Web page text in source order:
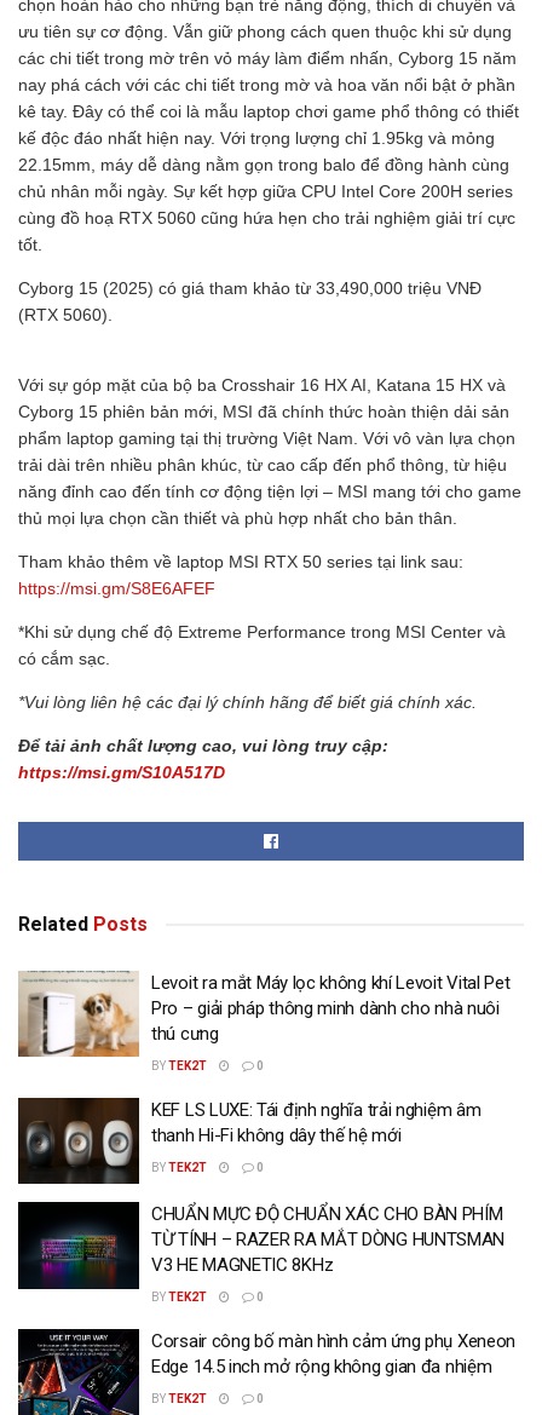
chọn hoàn hảo cho những bạn trẻ năng động, thích di chuyển và
ưu tiên sự cơ động. Vẫn giữ phong cách quen thuộc khi sử dụng
các chi tiết trong mờ trên vỏ máy làm điểm nhấn, Cyborg 15 năm
nay phá cách với các chi tiết trong mờ và hoa văn nổi bật ở phần
kê tay. Đây có thể coi là mẫu laptop chơi game phổ thông có thiết
kế độc đáo nhất hiện nay. Với trọng lượng chỉ 1.95kg và mỏng
22.15mm, máy dễ dàng nằm gọn trong balo để đồng hành cùng
chủ nhân mỗi ngày. Sự kết hợp giữa CPU Intel Core 200H series
cùng đồ hoạ RTX 5060 cũng hứa hẹn cho trải nghiệm giải trí cực
tốt.
Cyborg 15 (2025) có giá tham khảo từ 33,490,000 triệu VNĐ
(RTX 5060).
Với sự góp mặt của bộ ba Crosshair 16 HX AI, Katana 15 HX và
Cyborg 15 phiên bản mới, MSI đã chính thức hoàn thiện dải sản
phẩm laptop gaming tại thị trường Việt Nam. Với vô vàn lựa chọn
trải dài trên nhiều phân khúc, từ cao cấp đến phổ thông, từ hiệu
năng đỉnh cao đến tính cơ động tiện lợi – MSI mang tới cho game
thủ mọi lựa chọn cần thiết và phù hợp nhất cho bản thân.
Tham khảo thêm về laptop MSI RTX 50 series tại link sau:
https://msi.gm/S8E6AFEF
*Khi sử dụng chế độ Extreme Performance trong MSI Center và
có cắm sạc.
*Vui lòng liên hệ các đại lý chính hãng để biết giá chính xác.
Để tải ảnh chất lượng cao, vui lòng truy cập:
https://msi.gm/S10A517D
Related Posts
Levoit ra mắt Máy lọc không khí Levoit Vital Pet
Pro – giải pháp thông minh dành cho nhà nuôi
thú cưng
BYTEK2T 0
KEF LS LUXE: Tái định nghĩa trải nghiệm âm
thanh Hi-Fi không dây thế hệ mới
BYTEK2T 0
CHUẨN MỰC ĐỘ CHUẨN XÁC CHO BÀN PHÍM
TỪ TÍNH – RAZER RA MẮT DÒNG HUNTSMAN
V3 HE MAGNETIC 8KHz
BYTEK2T 0
Corsair công bố màn hình cảm ứng phụ Xeneon
Edge 14.5 inch mở rộng không gian đa nhiệm
BYTEK2T 0